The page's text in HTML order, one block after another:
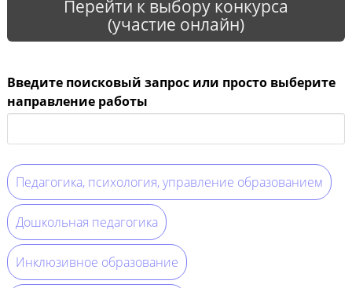
Перейти к выбору конкурса
(участие онлайн)
Введите поисковый запрос или просто выберите
направление работы
Педагогика, психология, управление образованием
Дошкольная педагогика
Инклюзивное образование